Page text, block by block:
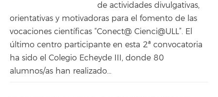
de actividades divulgativas,
orientativas y motivadoras para el fomento de las
vocaciones científicas “Conect@ Cienci@ULL”. El
último centro participante en esta 2ª convocatoria
ha sido el Colegio Echeyde III, donde 80
alumnos/as han realizado...